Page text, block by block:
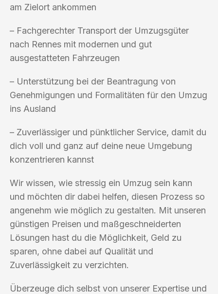
am Zielort ankommen
– Fachgerechter Transport der Umzugsgüter
nach Rennes mit modernen und gut
ausgestatteten Fahrzeugen
– Unterstützung bei der Beantragung von
Genehmigungen und Formalitäten für den Umzug
ins Ausland
– Zuverlässiger und pünktlicher Service, damit du
dich voll und ganz auf deine neue Umgebung
konzentrieren kannst
Wir wissen, wie stressig ein Umzug sein kann
und möchten dir dabei helfen, diesen Prozess so
angenehm wie möglich zu gestalten. Mit unseren
günstigen Preisen und maßgeschneiderten
Lösungen hast du die Möglichkeit, Geld zu
sparen, ohne dabei auf Qualität und
Zuverlässigkeit zu verzichten.
Überzeuge dich selbst von unserer Expertise und